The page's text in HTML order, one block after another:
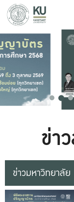
ข่า
ข่าวมหาวิทยาลัย